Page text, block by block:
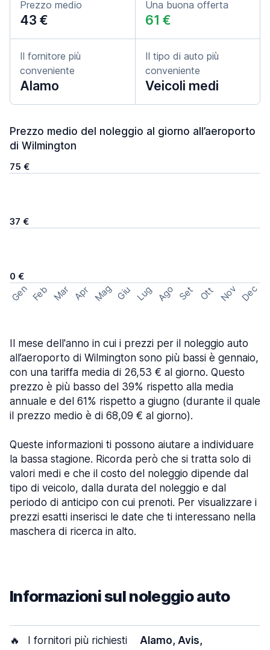
Prezzo medio
43 €
Una buona offerta
61 €
Il fornitore più
conveniente
Alamo
Il tipo di auto più
conveniente
Veicoli medi
Prezzo medio del noleggio al giorno all’aeroporto
di Wilmington
75 €
37 €
0 €
Gen Feb Mar Apr Mag Giu Lug Ago Set Ott Nov Dec
Il mese dell'anno in cui i prezzi per il noleggio auto
all’aeroporto di Wilmington sono più bassi è gennaio,
con una tariffa media di 26,53 € al giorno. Questo
prezzo è più basso del 39% rispetto alla media
annuale e del 61% rispetto a giugno (durante il quale
il prezzo medio è di 68,09 € al giorno).
Queste informazioni ti possono aiutare a individuare
la bassa stagione. Ricorda però che si tratta solo di
valori medi e che il costo del noleggio dipende dal
tipo di veicolo, dalla durata del noleggio e dal
periodo di anticipo con cui prenoti. Per visualizzare i
prezzi esatti inserisci le date che ti interessano nella
maschera di ricerca in alto.
Informazioni sul noleggio auto
🔥 I fornitori più richiesti
Alamo, Avis,